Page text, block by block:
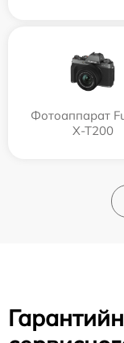
Фотоаппарат
X-T200